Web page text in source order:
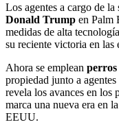
Los agentes a cargo de
Donald Trump en Palm
medidas de alta
su reciente victoria en las
Ahora se emplean
propiedad junto a
revela los avances en los
marca una nueva era en
EEUU.